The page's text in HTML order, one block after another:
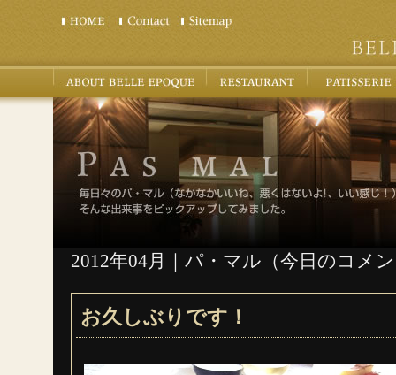
2012年04月｜パ・マル（今日のコメ
お久しぶりです！